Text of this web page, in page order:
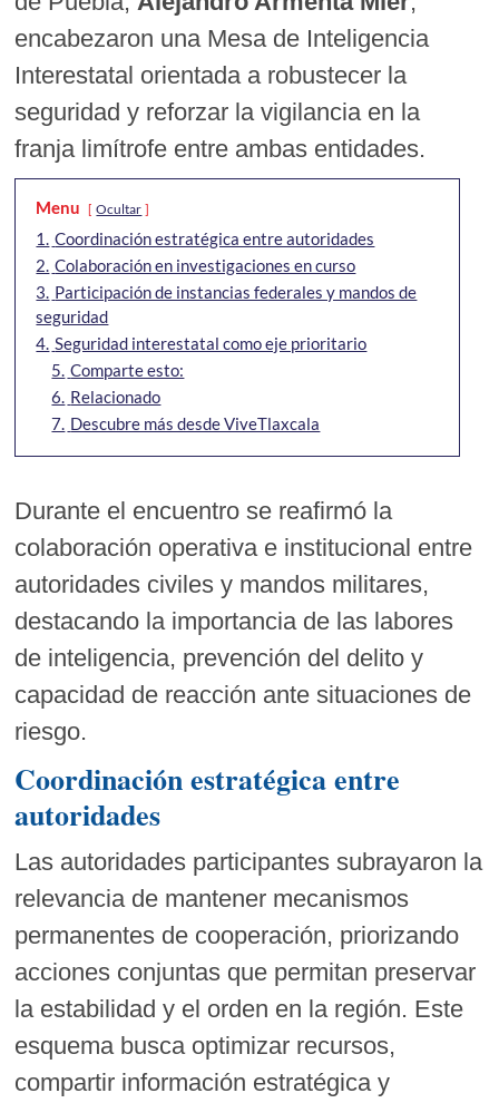
encabezaron una Mesa de Inteligencia
Interestatal orientada a robustecer la
seguridad y reforzar la vigilancia en la
franja limítrofe entre ambas entidades.
Menu Ocultar
1. Coordinación estratégica entre autoridades
2. Colaboración en investigaciones en curso
3. Participación de instancias federales y mandos de
seguridad
4. Seguridad interestatal como eje prioritario
5. Comparte esto:
6. Relacionado
7. Descubre más desde ViveTlaxcala
Durante el encuentro se reafirmó la
colaboración operativa e institucional entre
autoridades civiles y mandos militares,
destacando la importancia de las labores
de inteligencia, prevención del delito y
capacidad de reacción ante situaciones de
riesgo.
Coordinación estratégica entre
autoridades
Las autoridades participantes subrayaron la
relevancia de mantener mecanismos
permanentes de cooperación, priorizando
acciones conjuntas que permitan preservar
la estabilidad y el orden en la región. Este
esquema busca optimizar recursos,
compartir información estratégica y